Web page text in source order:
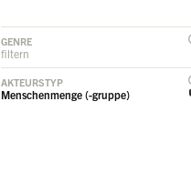
GENRE
filtern
AKTEURSTYP
Menschenmenge (-gruppe)